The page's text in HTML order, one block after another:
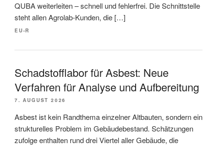
QUBA weiterleiten – schnell und fehlerfrei. Die Schnittstelle
steht allen Agrolab-Kunden, die […]
EU-R
Schadstofflabor für Asbest: Neue
Verfahren für Analyse und Aufbereitung
7. AUGUST 2026
Asbest ist kein Randthema einzelner Altbauten, sondern ein
strukturelles Problem im Gebäudebestand. Schätzungen
zufolge enthalten rund drei Viertel aller Gebäude, die